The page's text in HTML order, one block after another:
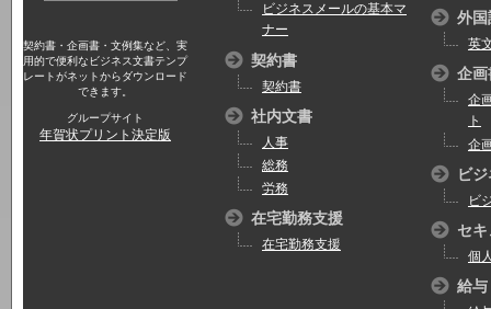
契約書・企画書・文例集など、実
用的で便利なビジネス文書テンプ
レートがネットからダウンロード
できます。
グループサイト
年賀状プリント決定版
ビジネスメールの基本マ
ナー
契約書
契約書
社内文書
人事
総務
労務
在宅勤務支援
在宅勤務支援
外国
英
企画
企
ト
企
ビ
ビ
セ
個
給与